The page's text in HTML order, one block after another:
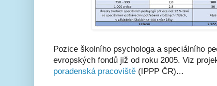
Pozice školního psychologa a speciálního
evropských fondů již od roku 2005. Viz
poradenská pracoviště (IPPP ČR)...